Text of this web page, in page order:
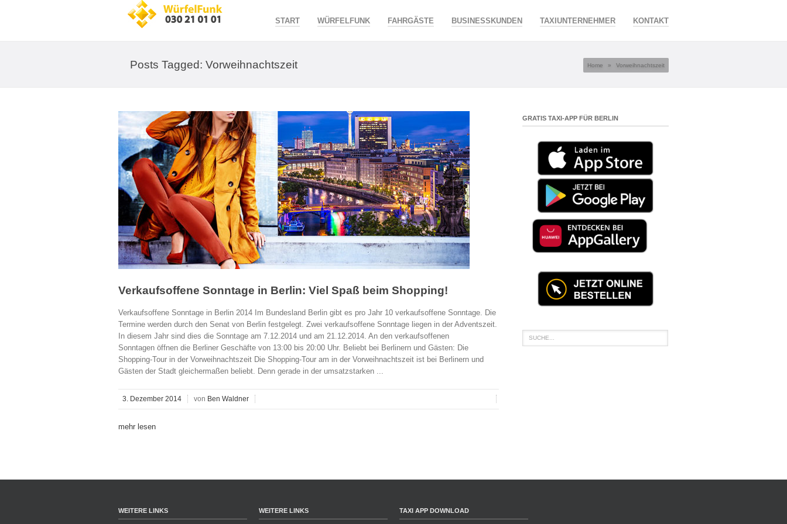
START WÜRFELFUNK FAHRGÄSTE BUSINESSKUNDEN TAXIUNTERNEHMER KONTAKT
Posts Tagged: Vorweihnachtszeit Home » Vorweihnachtszeit
Verkaufsoffene Sonntage in Berlin: Viel Spaß beim Shopping!
Verkaufsoffene Sonntage in Berlin 2014 Im Bundesland Berlin gibt es pro Jahr 10 verkaufsoffene Sonntage. Die
Termine werden durch den Senat von Berlin festgelegt. Zwei verkaufsoffene Sonntage liegen in der Adventszeit.
In diesem Jahr sind dies die Sonntage am 7.12.2014 und am 21.12.2014. An den verkaufsoffenen
Sonntagen öffnen die Berliner Geschäfte von 13:00 bis 20:00 Uhr. Beliebt bei Berlinern und Gästen: Die
Shopping-Tour in der Vorweihnachtszeit Die Shopping-Tour am in der Vorweihnachtszeit ist bei Berlinern und
Gästen der Stadt gleichermaßen beliebt. Denn gerade in der umsatzstarken ...
3. Dezember 2014 von Ben Waldner
mehr lesen
GRATIS TAXI-APP FÜR BERLIN
WEITERE LINKS WEITERE LINKS TAXI APP DOWNLOAD